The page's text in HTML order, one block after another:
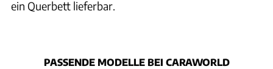
ein Querbett lieferbar.
PASSENDE MODELLE BEI CARAWORLD